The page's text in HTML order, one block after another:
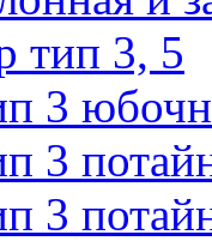
тип 3, 5
3
3
3